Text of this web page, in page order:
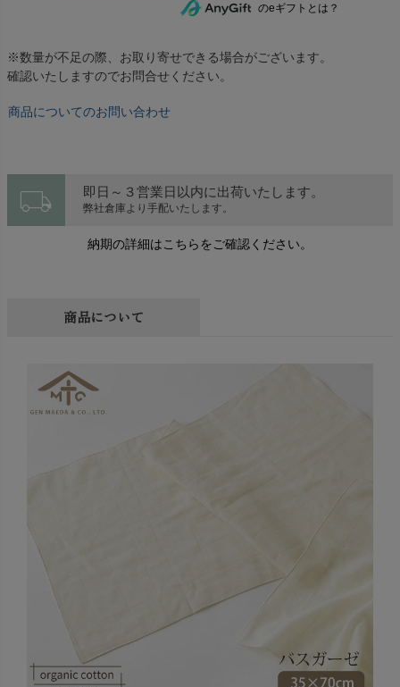
のeギフトとは？
※数量が不足の際、お取り寄せできる場合がございます。
確認いたしますのでお問合せください。
商品についてのお問い合わせ
local_shipping 即日～３営業日以内に出荷いたします。
弊社倉庫より手配いたします。
納期の詳細はこちらをご確認ください。
商品について